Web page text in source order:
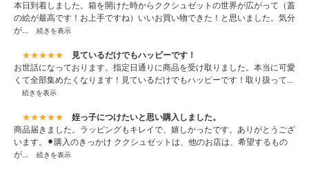
本日到着しました。箱を開けた時からククシュゼットの世界が広がって（蓋
の絵が最高です！お上手ですね）いいお買い物できた！と思いました。気分
が...
続きを表示
★★★★★
見ているだけでもハッピーです！
お世話になっております。指定日通りに商品を受け取りました。本当に可愛
くて全部集めたくなります！見ているだけでもハッピーです！取り扱って...
続きを表示
★★★★★
姪っ子につけたいと思い購入しました。
商品届きました。ラッピングもキレイで、嬉しかったです。ありがとうござ
います。⚫︎購入のきっかけ ククシュゼットは、他のお店は、希望するもの
が...
続きを表示